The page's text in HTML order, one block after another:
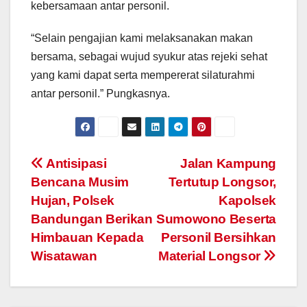
kebersamaan antar personil.
“Selain pengajian kami melaksanakan makan
bersama, sebagai wujud syukur atas rejeki sehat
yang kami dapat serta mempererat silaturahmi
antar personil.” Pungkasnya.
Post
navigation
Jalan Kampung
Tertutup Longsor,
Kapolsek
Sumowono Beserta
Personil Bersihkan
Material Longsor
Antisipasi
Bencana Musim
Hujan, Polsek
Bandungan Berikan
Himbauan Kepada
Wisatawan